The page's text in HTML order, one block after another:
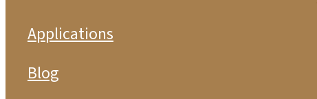
Applications
Blog